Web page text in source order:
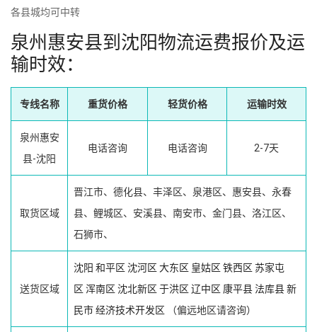
各县城均可中转
泉州惠安县到沈阳物流运费报价及运
输时效：
专线名称 重货价格 轻货价格 运输时效
泉州惠安
县-沈阳
电话咨询 电话咨询 2-7天
取货区域
晋江市、德化县、丰泽区、泉港区、惠安县、永春
县、鲤城区、安溪县、南安市、金门县、洛江区、
石狮市、
送货区域
沈阳 和平区 沈河区 大东区 皇姑区 铁西区 苏家屯
区 浑南区 沈北新区 于洪区 辽中区 康平县 法库县新
民市经济技术开发区 （偏远地区请咨询）